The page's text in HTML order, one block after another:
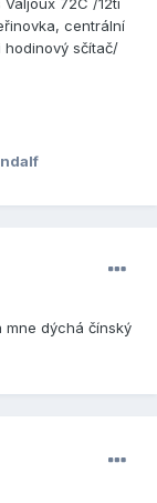
72C /12ti
centrální
hodinový sčítač/
mne dýchá čínský